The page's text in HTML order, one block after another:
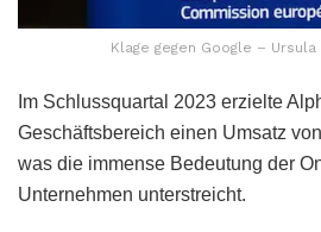
Klage gegen Google –
Im Schlussquartal 2023 erzielte
Geschäftsbereich einen Umsatz
was die immense Bedeutung der
Unternehmen unterstreicht.